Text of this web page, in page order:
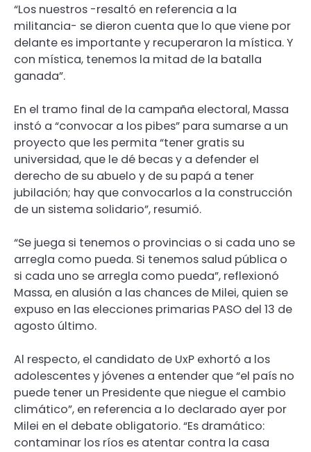
“Los nuestros -resaltó en referencia a la
militancia- se dieron cuenta que lo que viene por
delante es importante y recuperaron la mística. Y
con mística, tenemos la mitad de la batalla
ganada”.
En el tramo final de la campaña electoral, Massa
instó a “convocar a los pibes” para sumarse a un
proyecto que les permita “tener gratis su
universidad, que le dé becas y a defender el
derecho de su abuelo y de su papá a tener
jubilación; hay que convocarlos a la construcción
de un sistema solidario”, resumió.
“Se juega si tenemos o provincias o si cada uno se
arregla como pueda. Si tenemos salud pública o
si cada uno se arregla como pueda”, reflexionó
Massa, en alusión a las chances de Milei, quien se
expuso en las elecciones primarias PASO del 13 de
agosto último.
Al respecto, el candidato de UxP exhortó a los
adolescentes y jóvenes a entender que “el país no
puede tener un Presidente que niegue el cambio
climático”, en referencia a lo declarado ayer por
Milei en el debate obligatorio. “Es dramático:
contaminar los ríos es atentar contra la casa